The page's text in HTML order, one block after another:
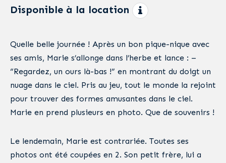
Disponible à la location
Quelle belle journée ! Après un bon pique-nique avec
ses amis, Marie s’allonge dans l’herbe et lance : –
“Regardez, un ours là-bas !” en montrant du doigt un
nuage dans le ciel. Pris au jeu, tout le monde la rejoint
pour trouver des formes amusantes dans le ciel.
Marie en prend plusieurs en photo. Que de souvenirs !
Le lendemain, Marie est contrariée. Toutes ses
photos ont été coupées en 2. Son petit frère, lui a